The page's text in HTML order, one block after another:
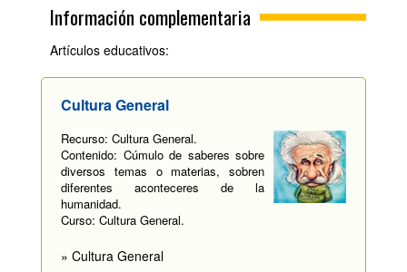
Información complementaria
Artículos educativos:
Cultura General
Recurso: Cultura General.
Contenido: Cúmulo de saberes sobre
diversos temas o materias, sobren
diferentes aconteceres de la
humanidad.
Curso: Cultura General.
» Cultura General